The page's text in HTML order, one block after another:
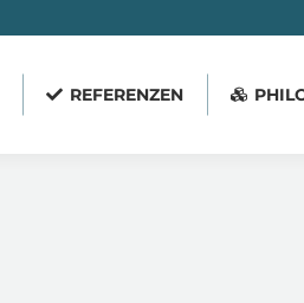
REFERENZEN
REFERENZEN